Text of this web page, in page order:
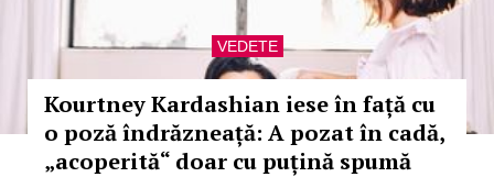
VEDETE
Kourtney Kardashian iese în față cu
o poză îndrăzneață: A pozat în cadă,
„acoperită“ doar cu puțină spumă